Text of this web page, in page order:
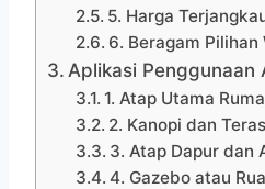
5. Harga
6. Beragam Pilihan
Aplikasi Penggunaan
1. Atap Utama
2. Kanopi dan Teras
3. Atap Dapur dan
4. Gazebo atau